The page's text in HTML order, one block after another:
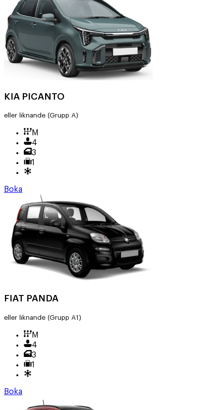
KIA PICANTO
eller liknande (Grupp A)
M
4
3
1
Boka
FIAT PANDA
eller liknande (Grupp A1)
M
4
3
1
Boka